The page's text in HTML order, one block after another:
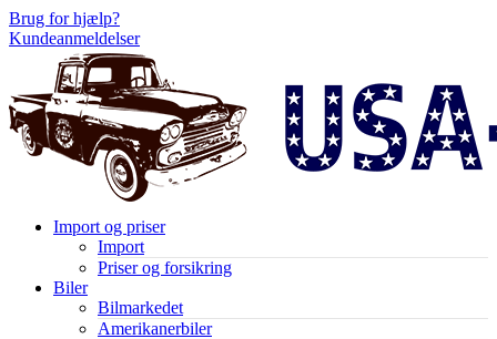
Brug for hjælp?
Kundeanmeldelser
Import og priser
Import
Priser og forsikring
Biler
Bilmarkedet
Amerikanerbiler